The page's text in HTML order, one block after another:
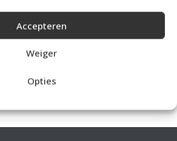
Accepteren
Weiger
Opties
IDEALE CAPUCHONTRUI BREIEN VOOR THUIS OP DE BANK